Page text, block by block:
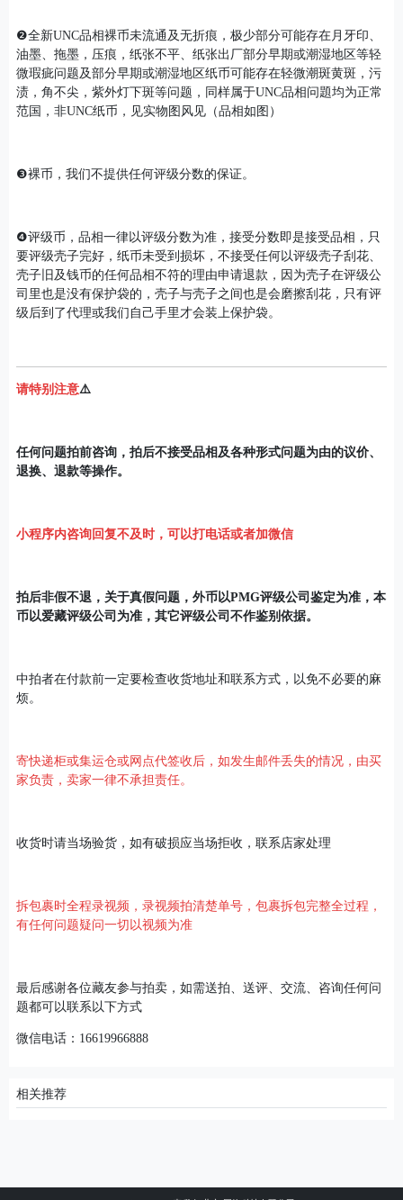
❷全新UNC品相裸币未流通及无折痕，极少部分可能存在月牙印、
油墨、拖墨，压痕，纸张不平、纸张出厂部分早期或潮湿地区等轻
微瑕疵问题及部分早期或潮湿地区纸币可能存在轻微潮斑黄斑，污
渍，角不尖，紫外灯下斑等问题，同样属于UNC品相问題均为正常
范国，非UNC纸币，见实物图风见（品相如图）
❸裸币，我们不提供任何评级分数的保证。
❹评级币，品相一律以评级分数为准，接受分数即是接受品相，只
要评级壳子完好，纸币未受到损坏，不接受任何以评级壳子刮花、
壳子旧及钱币的任何品相不符的理由申请退款，因为壳子在评级公
司里也是没有保护袋的，壳子与壳子之间也是会磨擦刮花，只有评
级后到了代理或我们自己手里才会装上保护袋。
请特别注意⚠️
任何问题拍前咨询，拍后不接受品相及各种形式问题为由的议价、
退换、退款等操作。
小程序内咨询回复不及时，可以打电话或者加微信
拍后非假不退，关于真假问题，外币以PMG评级公司鉴定为准，本
币以爱藏评级公司为准，其它评级公司不作鉴别依据。
中拍者在付款前一定要检查收货地址和联系方式，以免不必要的麻
烦。
寄快递柜或集运仓或网点代签收后，如发生邮件丢失的情况，由买
家负责，卖家一律不承担责任。
收货时请当场验货，如有破损应当场拒收，联系店家处理
拆包裹时全程录视频，录视频拍清楚单号，包裹拆包完整全过程，
有任何问题疑问一切以视频为准
最后感谢各位藏友参与拍卖，如需送拍、送评、交流、咨询任何问
题都可以联系以下方式
微信电话：16619966888
相关推荐